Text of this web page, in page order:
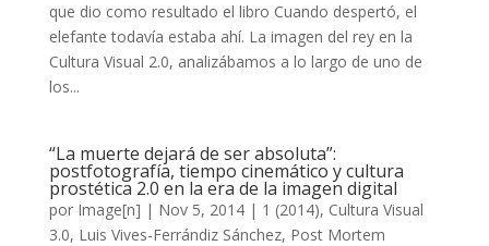
que dio como resultado el libro Cuando despertó, el
elefante todavía estaba ahí. La imagen del rey en la
Cultura Visual 2.0, analizábamos a lo largo de uno de
los...
“La muerte dejará de ser absoluta”:
postfotografía, tiempo cinemático y cultura
prostética 2.0 en la era de la imagen digital
por Image[n] | Nov 5, 2014| 1 (2014), Cultura Visual
3.0, Luis Vives-Ferrándiz Sánchez, Post Mortem